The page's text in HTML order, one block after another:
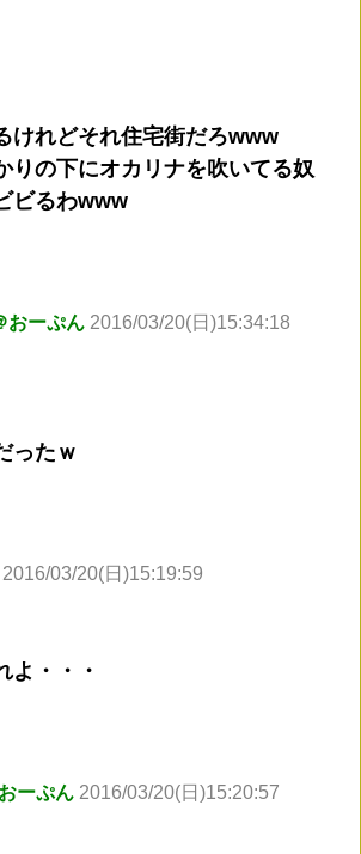
けれどそれ住宅街だろwww
りの下にオカリナを吹いてる奴
ビるわwww
おーぷん 2016/03/20(日)15:34:18
ったｗ
2016/03/20(日)15:19:59
よ・・・
ーぷん 2016/03/20(日)15:20:57